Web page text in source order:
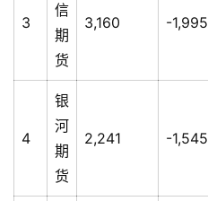
3
信
期
货
3,160 -1,995
4
银
河
期
货
2,241 -1,545